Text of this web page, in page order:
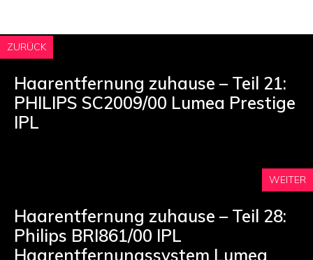
ZURÜCK
Haarentfernung zuhause – Teil 21:
PHILIPS SC2009/00 Lumea Prestige
IPL
WEITER
Haarentfernung zuhause – Teil 28:
Philips BRI861/00 IPL
Haarentfernungssystem Lumea